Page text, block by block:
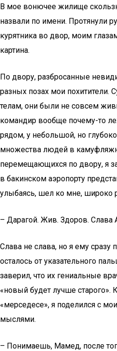
В мое вонючее жилище
назвали по имени. Протянули
курятника во двор, моим
картина.
По двору, разбросанные
разных позах мои похитители.
телам, они были не совсем
командир вообще почему-то
рядом, у небольшой, но
множества людей в
перемещающихся по двору, я
в бакинском аэропорту
улыбаясь, шел ко мне, широко
– Дарагой. Жив. Здоров. Слава
Слава не слава, но я ему сразу
осталось от указательного
заверил, что их гениальные
«новый будет лучше старого».
«мерседесе», я поделился с
мыслями.
– Понимаешь, Мамед, после